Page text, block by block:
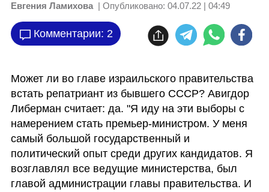
Евгения Ламихова | Опубликовано: 04.07.22 | 04:49
Комментарии: 2
Может ли во главе израильского правительства
встать репатриант из бывшего СССР? Авигдор
Либерман считает: да. "Я иду на эти выборы с
намерением стать премьер-министром. У меня
самый большой государственный и
политический опыт среди других кандидатов. Я
возглавлял все ведущие министерства, был
главой администрации главы правительства. И